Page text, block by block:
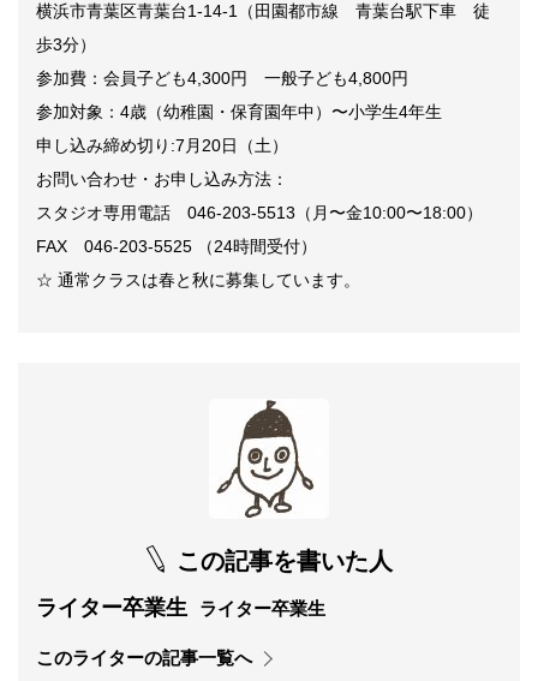
横浜市青葉区青葉台1-14-1（田園都市線 青葉台駅下車 徒
歩3分）
参加費：会員子ども4,300円 一般子ども4,800円
参加対象：4歳（幼稚園・保育園年中）〜小学生4年生
申し込み締め切り:7月20日（土）
お問い合わせ・お申し込み方法：
スタジオ専用電話 046-203-5513（月〜金10:00〜18:00）
FAX 046-203-5525 （24時間受付）
☆ 通常クラスは春と秋に募集しています。
この記事を書いた人
ライター卒業生 ライター卒業生
このライターの記事一覧へ